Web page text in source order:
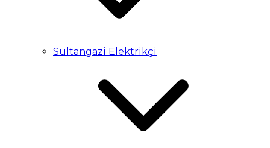
Sultangazi Elektrikçi